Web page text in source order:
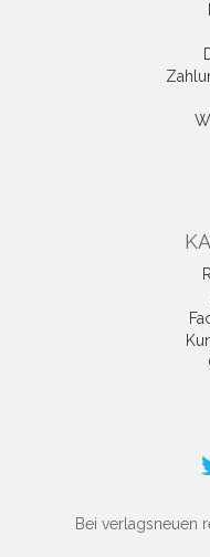
Bei verlagsneuen